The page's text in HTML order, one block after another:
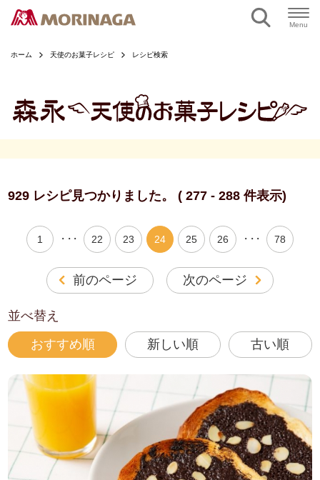
Menu
ホーム 天使のお菓子レシピ レシピ検索
929 レシピ見つかりました。 ( 277 - 288 件表示)
前のページ
1 ・・・ 22 23 24 25 26 ・・・ 78
次のページ
並べ替え
おすすめ順 新しい順 古い順